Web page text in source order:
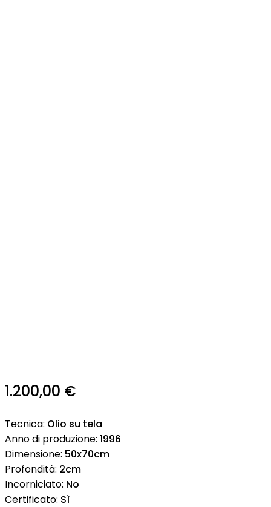
1.200,00 €
Tecnica: Olio su tela
Anno di produzione: 1996
Dimensione: 50x70cm
Profondità: 2cm
Incorniciato: No
Certificato: Sì